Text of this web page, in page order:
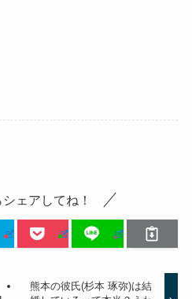
ェアしてね！
熊本の彼氏(杉本 琢弥)は結